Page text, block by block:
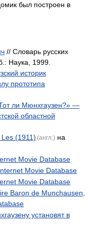
был построен в
// Словарь русских
Наука, 1999.
историк
прототипа
ли Мюнхгаузен?» —
областной
(1911) (англ.) на
Movie Database
Movie Database
Movie Database
Baron de Munchausen,
установят в